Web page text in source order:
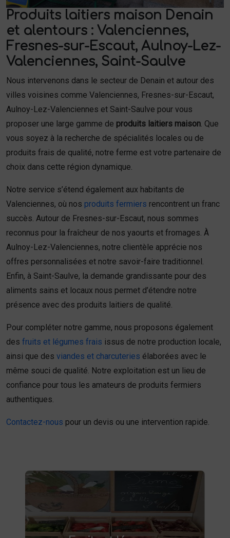
Produits laitiers maison Denain
et alentours : Valenciennes,
Fresnes-sur-Escaut, Aulnoy-Lez-
Valenciennes, Saint-Saulve
Nous intervenons dans le secteur de Denain et autour des
villes voisines comme Valenciennes, Fresnes-sur-Escaut,
Aulnoy-Lez-Valenciennes et Saint-Saulve pour vous
proposer une large gamme de produits laitiers maison . Que
vous soyez à la recherche de spécialités locales ou de
produits frais de qualité, notre ferme est votre partenaire de
choix dans cette région dynamique.
Notre service s’étend également aux habitants de
Valenciennes, où nos produits fermiers rencontrent un franc
succès. Autour de Fresnes-sur-Escaut, nous sommes
reconnus pour la fraîcheur de nos yaourts et fromages. À
Aulnoy-Lez-Valenciennes, notre clientèle apprécie nos
offres personnalisées et notre savoir-faire traditionnel.
Enfin, à Saint-Saulve, la demande grandissante pour des
aliments sains et locaux nous permet d’étendre notre
présence avec des produits laitiers de qualité.
Pour compléter notre gamme, nous proposons également
des fruits et légumes frais issus de notre production locale,
ainsi que des viandes et charcuteries élaborées avec le
même souci de qualité. Notre exploitation est un lieu de
confiance pour tous les amateurs de produits fermiers
authentiques.
Contactez-nous pour un devis ou une intervention rapide.
Fruits et légumes
Achetez des
fruits et légumes frais à Saint-